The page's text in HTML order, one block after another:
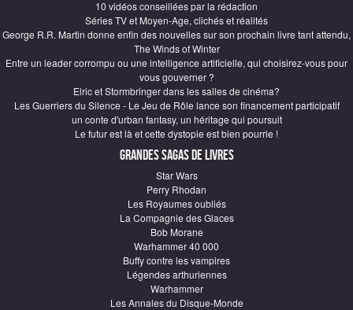
10 vidéos conseillées par la rédaction
Séries TV et Moyen-Age, clichés et réalités
George R.R. Martin donne enfin des nouvelles sur son prochain livre tant attendu,
The Winds of Winter
Entre un leader corrompu ou une intelligence artificielle, qui choisirez-vous pour
vous gouverner ?
Elric et Stormbringer dans les salles de cinéma?
Les Guerriers du Silence - Le Jeu de Rôle lance son financement participatif
un conte d'urban fantasy, un héritage qui poursuit
Le futur est là et cette dystopie est bien pourrie !
Grandes sagas de Livres
Star Wars
Perry Rhodan
Les Royaumes oubliés
La Compagnie des Glaces
Bob Morane
Warhammer 40 000
Buffy contre les vampires
Légendes arthuriennes
Warhammer
Les Annales du Disque-Monde